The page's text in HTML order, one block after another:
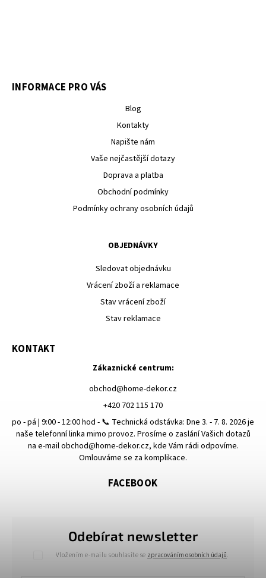
INFORMACE PRO VÁS
Blog
Kontakty
Napište nám
Vaše nejčastější dotazy
Doprava a platba
Obchodní podmínky
Podmínky ochrany osobních údajů
OBJEDNÁVKY
Sledovat objednávku
Vrácení zboží a reklamace
Stav vrácení zboží
Stav reklamace
Odebírat newsletter
Vložením e-mailu souhlasíte se zpracováním osobních údajů.
KONTAKT
Zákaznické centrum:
obchod@home-dekor.cz
+420 702 115 170
po - pá | 9:00 - 12:00 hod - 📞 Technická odstávka: Dne 3. - 7. 8. 2026 je
naše telefonní linka mimo provoz. Prosíme o zaslání Vašich dotazů
na e-mail obchod@home-dekor.cz, kde Vám rádi odpovíme.
Omlouváme se za komplikace.
FACEBOOK